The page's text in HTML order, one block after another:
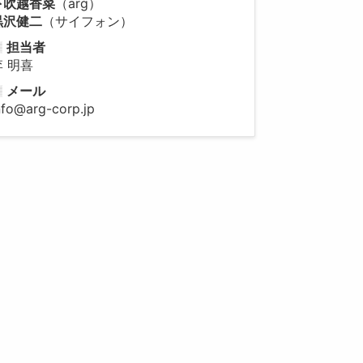
吹越香菜 （arg）
沢健二 （サイフォン）
担当者
明喜
メール
corp.jp